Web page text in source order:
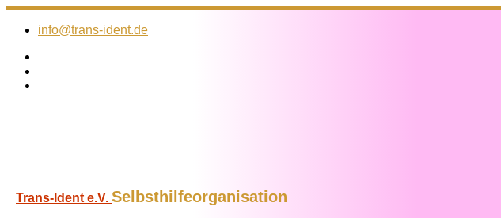
Zum
Inhalt
info@trans-ident.de
Trans-Ident e.V. Selbsthilfeorganisation